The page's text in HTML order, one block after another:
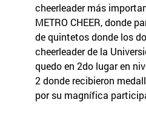
cheerleader más
METRO CHEER, donde
de quintetos donde los
cheerleader de la
quedo en 2do lugar en
2 donde recibieron
por su magnífica